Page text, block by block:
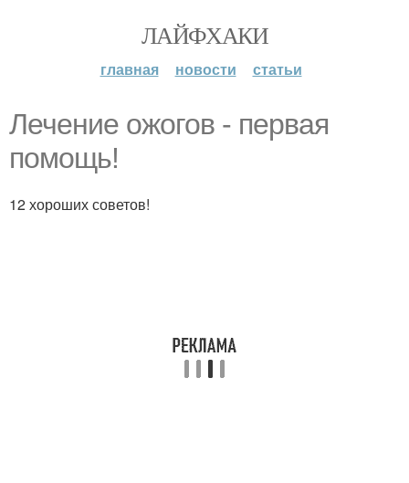
ЛАЙФХАКИ
главная новости статьи
Лечение ожогов - первая
помощь!
12 хороших советов!